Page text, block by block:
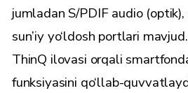
jumladan S/PDIF audio
sun’iy yo‘ldosh portlari
ThinQ ilovasi orqali
funksiyasini qo‘llab-